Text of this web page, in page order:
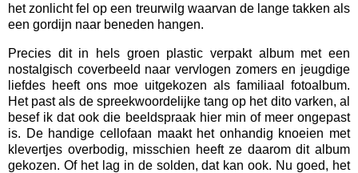
het zonlicht fel op een treurwilg waarvan de lange takken als
een gordijn naar beneden hangen.
Precies dit in hels groen plastic verpakt album met een
nostalgisch coverbeeld naar vervlogen zomers en jeugdige
liefdes heeft ons moe uitgekozen als familiaal fotoalbum.
Het past als de spreekwoordelijke tang op het dito varken, al
besef ik dat ook die beeldspraak hier min of meer ongepast
is. De handige cellofaan maakt het onhandig knoeien met
klevertjes overbodig, misschien heeft ze daarom dit album
gekozen. Of het lag in de solden, dat kan ook. Nu goed, het